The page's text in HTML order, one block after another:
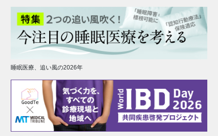
睡眠医療、追い風の2026年